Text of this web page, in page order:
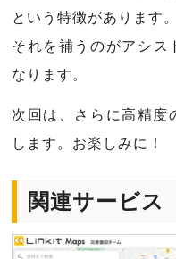
という特徴があります。
それを補うのがアシス
なります。
次回は、さらに高精度
します。お楽しみに！
関連サービス